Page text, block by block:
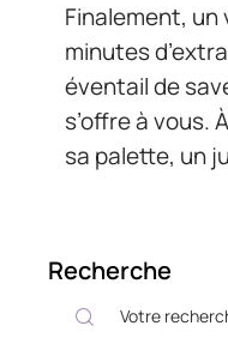
Finalement,
minutes
éventail de
s’offre à vous.
sa palette, un
Recherche